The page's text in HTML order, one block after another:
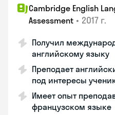
Cambridge English
Assessment • 2017 г.
Получил
английскому языку
Преподает
под интересы
Имеет опыт
французском языке